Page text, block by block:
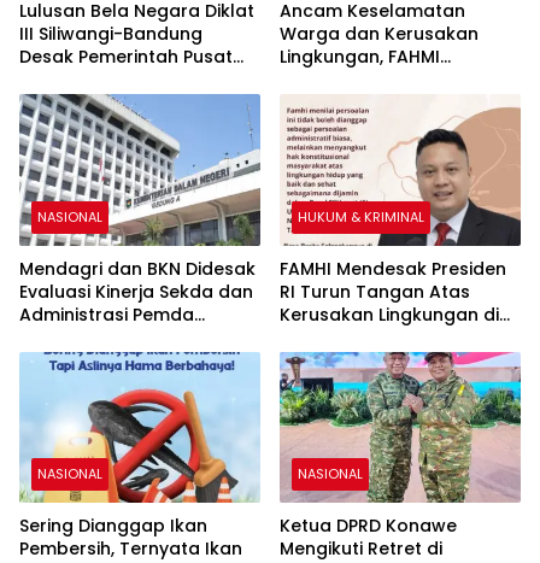
Lulusan Bela Negara Diklat
III Siliwangi-Bandung
Desak Pemerintah Pusat
Ancam Keselamatan
Warga dan Kerusakan
Lingkungan, FAHMI
ESDM Cabut IUP PT WIN
NASIONAL
Mendagri dan BKN Didesak
Evaluasi Kinerja Sekda dan
Administrasi Pemda
Kecamatan Pondidaha –
HUKUM & KRIMINAL
FAMHI Mendesak Presiden
RI Turun Tangan Atas
Kerusakan Lingkungan di
PT. WIN
NASIONAL
Sering Dianggap Ikan
Pembersih, Ternyata Ikan
NASIONAL
Ketua DPRD Konawe
Mengikuti Retret di